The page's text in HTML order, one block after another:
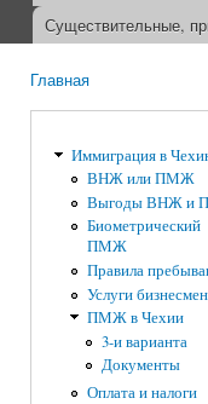
Существительные,
Главная
Иммиграция в
ВНЖ или ПМЖ
Выгоды ВНЖ и
Биометрический
ПМЖ
Правила
Услуги
ПМЖ в Чехии
3-и варианта
Документы
Оплата и налоги